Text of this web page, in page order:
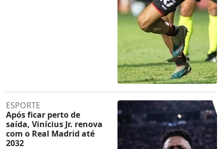
ESPORTE
Após ficar perto de
saída, Vinícius Jr. renova
com o Real Madrid até
2032